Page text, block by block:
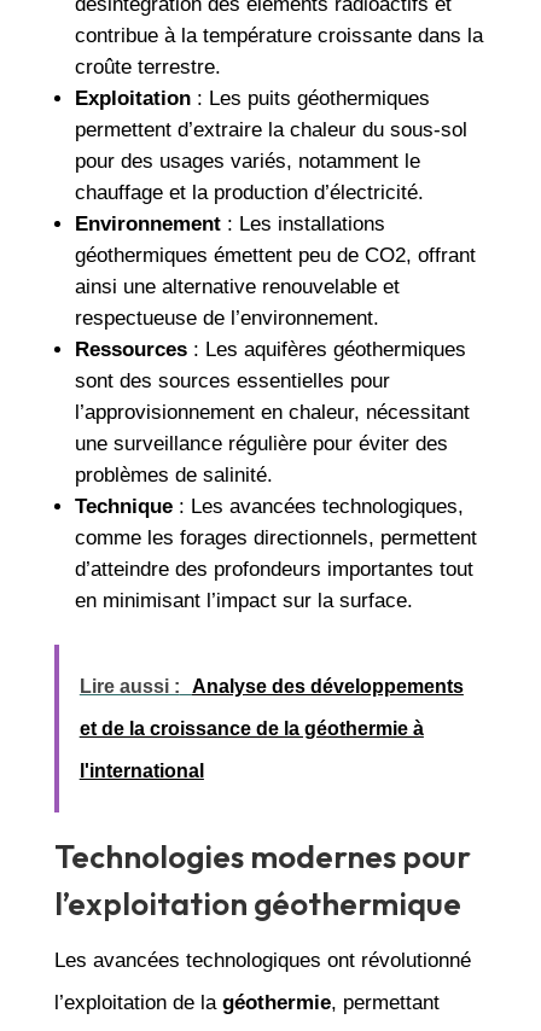
contribue à la température croissante dans la
croûte terrestre.
Exploitation: Les puits géothermiques
permettent d’extraire la chaleur du sous-sol
pour des usages variés, notamment le
chauffage et la production d’électricité.
Environnement: Les installations
géothermiques émettent peu de CO2, offrant
ainsi une alternative renouvelable et
respectueuse de l’environnement.
Ressources: Les aquifères géothermiques
sont des sources essentielles pour
l’approvisionnement en chaleur, nécessitant
une surveillance régulière pour éviter des
problèmes de salinité.
Technique: Les avancées technologiques,
comme les forages directionnels, permettent
d’atteindre des profondeurs importantes tout
en minimisant l’impact sur la surface.
Lire aussi : Analyse des développements
et de la croissance de la géothermie à
l'international
Technologies modernes pour
l’exploitation géothermique
Les avancées technologiques ont révolutionné
l’exploitation de la géothermie, permettant